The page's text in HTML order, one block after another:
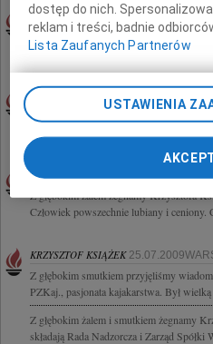
EWA MOSSAKOWSKA
Waldemarowi Mossakowskiemu Jackowi
śmiercią dr Ewy Mossakowskiej
25.07.2009CAŁA POLSKA
Drogiemu Koledze Maciejowi Bekasowi
KRZYSZTOF KSIĄŻEK
Z głębokim żalem żegnamy Krzysztofa
Człowiek powszechnie lubiany i ceniony.
KRZYSZTOF KSIĄŻEK
Z głębokim smutkiem przyjęliśmy
PZKaj., pasjonata kajakarstwa. Był
Z głębokim żalem i smutkiem żegnamy
składają Rada Nadzorcza i Zarząd
dostęp do nich.
reklam i treści, badnie
Lista Zaufanych Partnerów
USTAWIENIA